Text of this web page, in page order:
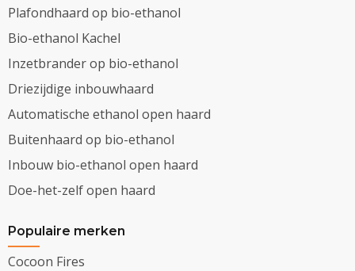
Plafondhaard op bio-ethanol
Bio-ethanol Kachel
Inzetbrander op bio-ethanol
Driezijdige inbouwhaard
Automatische ethanol open haard
Buitenhaard op bio-ethanol
Inbouw bio-ethanol open haard
Doe-het-zelf open haard
Populaire merken
Cocoon Fires